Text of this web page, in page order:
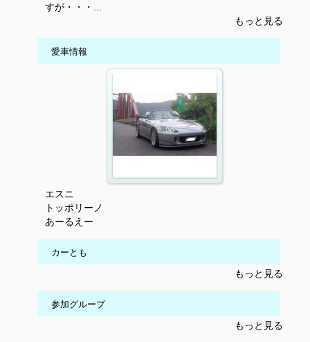
すが・・・...
もっと見る
愛車情報
エスニ
トッポリーノ
あーるえー
カーとも
もっと見る
参加グループ
もっと見る